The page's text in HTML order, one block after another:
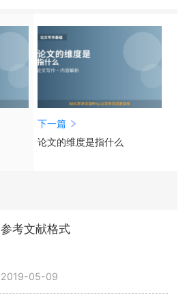
下一篇
论文的维度是指什么
参考文献格式
2019-05-09